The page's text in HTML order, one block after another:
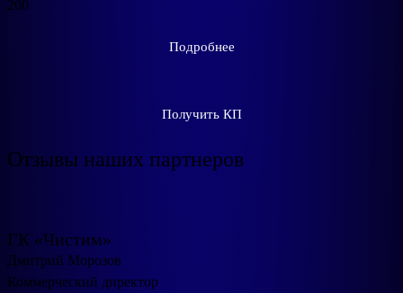
200
Подробнее
Получить КП
Отзывы наших партнеров
ГК «Чистим»
Дмитрий Морозов
Коммерческий директор